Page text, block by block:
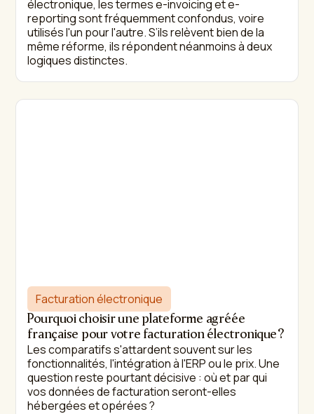
électronique, les termes e-invoicing et e-
reporting sont fréquemment confondus, voire
utilisés l'un pour l'autre. S’ils relèvent bien de la
même réforme, ils répondent néanmoins à deux
logiques distinctes.
Facturation électronique
Pourquoi choisir une plateforme agréée
française pour votre facturation électronique ?
Les comparatifs s'attardent souvent sur les
fonctionnalités, l'intégration à l'ERP ou le prix. Une
question reste pourtant décisive : où et par qui
vos données de facturation seront-elles
hébergées et opérées ?